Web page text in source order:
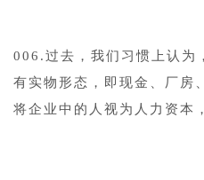
006.过去，我们习惯上认为
有实物形态，即现金、厂房
将企业中的人视为人力资本